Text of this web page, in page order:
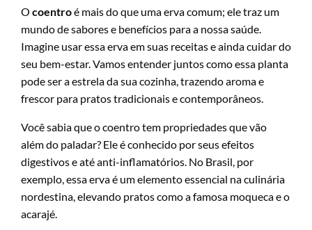
O coentroé mais do que uma erva comum; ele traz um
mundo de sabores e benefícios para a nossa saúde.
Imagine usar essa erva em suas receitas e ainda cuidar do
seu bem-estar. Vamos entender juntos como essa planta
pode ser a estrela da sua cozinha, trazendo aroma e
frescor para pratos tradicionais e contemporâneos.
Você sabia que o coentro tem propriedades que vão
além do paladar? Ele é conhecido por seus efeitos
digestivos e até anti-inflamatórios. No Brasil, por
exemplo, essa erva é um elemento essencial na culinária
nordestina, elevando pratos como a famosa moqueca e o
acarajé.